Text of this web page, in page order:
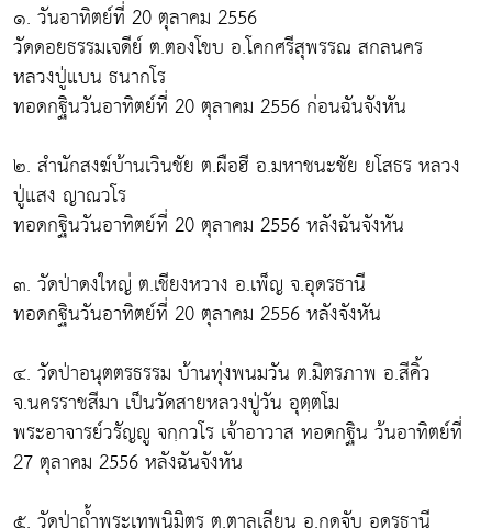
๑. วันอาทิตย์ที่ 20 ตุลาคม 2556
วัดดอยธรรมเจดีย์ ต.ตองโขบ อ.โคกศรีสุพรรณ สกลนคร
หลวงปู่แบน ธนากโร
ทอดกฐินวันอาทิตย์ที่ 20 ตุลาคม 2556 ก่อนฉันจังหัน
๒. สำนักสงฆ์บ้านเวินชัย ต.ผือฮี อ.มหาชนะชัย ยโสธร หลวง
ปู่แสง ญาณวโร
ทอดกฐินวันอาทิตย์ที่ 20 ตุลาคม 2556 หลังฉันจังหัน
๓. วัดป่าดงใหญ่ ต.เชียงหวาง อ.เพ็ญ จ.อุดรธานี
ทอดกฐินวันอาทิตย์ที่ 20 ตุลาคม 2556 หลังจังหัน
๔. วัดป่าอนุตตรธรรม บ้านทุ่งพนมวัน ต.มิตรภาพ อ.สีคิ้ว
จ.นครราชสีมา เป็นวัดสายหลวงปู่วัน อุตฺตโม
พระอาจารย์วรัญญู จกฺกวโร เจ้าอาวาส ทอดกฐิน ว้นอาทิตย์ที่
27 ตุลาคม 2556 หลังฉันจังหัน